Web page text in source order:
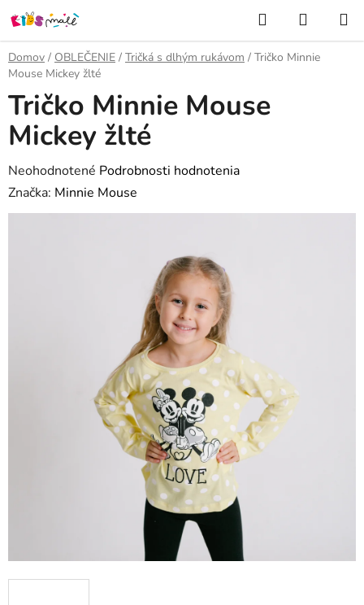
Prejsť
na
obsah
Hľadať
KOŠÍK
Domov / OBLEČENIE / Tričká s dlhým rukávom / Tričko Minnie
Mouse Mickey žlté
Tričko Minnie Mouse
Mickey žlté
Priemerné
hodnotenie
produktu
Neohodnotené Podrobnosti hodnotenia
Značka: Minnie Mouse